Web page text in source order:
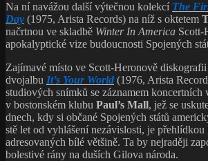
Na ní navážou další výtečnou kolekcí The
Day (1975, Arista Records) na níž s oktetem
načrtnou ve skladbě Winter In America Scott-
apokalyptické vize budoucnosti Spojených
Zajímavé místo ve Scott-Heronově
dvojalbu It’s Your World (1976, Arista
studiových snímků se záznamem koncertních
v bostonském klubu Paul’s Mall, jež se
dnech, kdy si občané Spojených států
stě let od vyhlášení nezávislosti, je
adresovaných bílé většině. Ta by nejraději
bolestivé rány na duších Gilova národa.